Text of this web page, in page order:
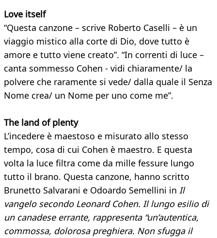
Love itself
“Questa canzone – scrive Roberto Caselli – è un
viaggio mistico alla corte di Dio, dove tutto è
amore e tutto viene creato”. “In correnti di luce –
canta sommesso Cohen - vidi chiaramente/ la
polvere che raramente si vede/ dalla quale il Senza
Nome crea/ un Nome per uno come me”.
The land of plenty
L’incedere è maestoso e misurato allo stesso
tempo, cosa di cui Cohen è maestro. E questa
volta la luce filtra come da mille fessure lungo
tutto il brano. Questa canzone, hanno scritto
Brunetto Salvarani e Odoardo Semellini in Il
vangelo secondo Leonard Cohen. Il lungo esilio di
un canadese errante, rappresenta “un’autentica,
commossa, dolorosa preghiera. Non sfugga il